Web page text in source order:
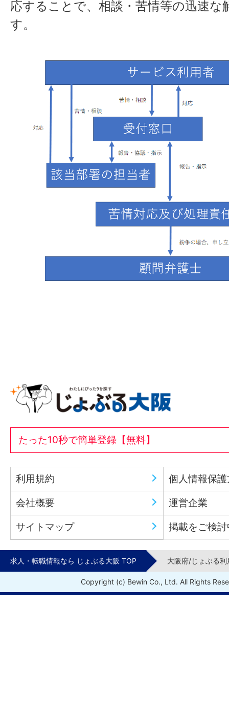
応することで、相談・苦情等の迅速な
す。
たった10秒で簡単登録【無料】
利用規約 個人情報保
会社概要 運営企業
サイトマップ 掲載をご検
求人・転職情報なら じょぶる大阪 TOP 大阪府/じょぶる
Copyright (c) Bewin Co., Ltd. All Rights